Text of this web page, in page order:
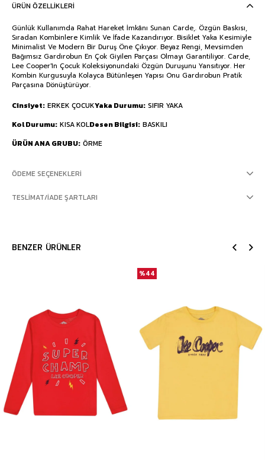
ÜRÜN ÖZELLIKLERI
Günlük Kullanımda Rahat Hareket İmkânı Sunan Carde,. Özgün Baskısı,
Sıradan Kombinlere Kimlik Ve İfade Kazandırıyor. Bisiklet Yaka Kesimiyle
Minimalist Ve Modern Bir Duruş Öne Çıkıyor. Beyaz Rengi, Mevsimden
Bağımsız Gardırobun En Çok Giyilen Parçası Olmayı Garantiliyor. Carde,
Lee Cooper'In Çocuk Koleksiyonundaki Özgün Duruşunu Yansıtıyor. Her
Kombin Kurgusuyla Kolayca Bütünleşen Yapısı Onu Gardırobun Pratik
Parçasına Dönüştürüyor.
Cinsiyet ERKEK ÇOCUKYaka Durumu SIFIR YAKA
Kol Durumu KISA KOLDesen Bilgisi BASKILI
ÜRÜN ANA GRUBU ÖRME
ÖDEME SEÇENEKLERI
TESLIMAT/İADE ŞARTLARI
BENZER ÜRÜNLER
%44